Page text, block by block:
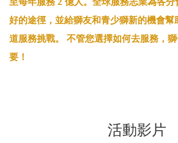
好的途徑，並給獅友和青少獅新的機會幫
道服務挑戰。 不管您選擇如何去服務，
要！
活動影片